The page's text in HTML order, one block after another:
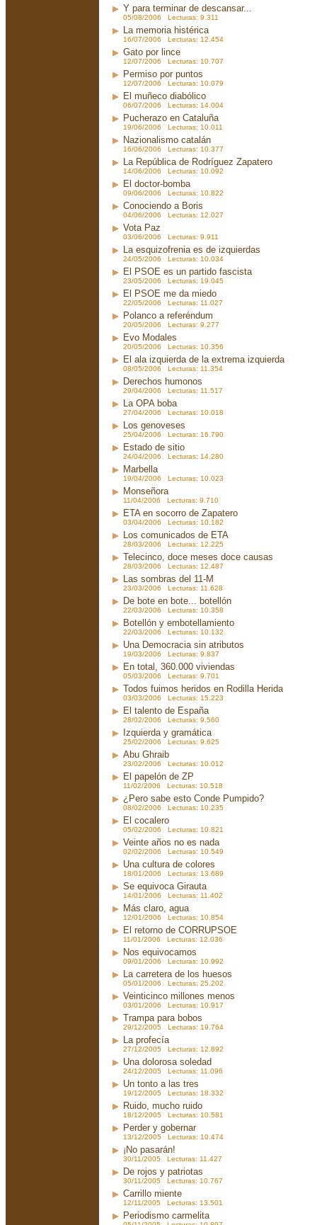
Y para terminar de descansar...
05/08/2006 Lecturas: 9.311
La memoria histérica
16/07/2006 Lecturas: 12.454
Gato por lince
12/07/2006 Lecturas: 10.707
Permiso por puntos
12/07/2006 Lecturas: 10.079
El muñeco diabólico
06/07/2006 Lecturas: 14.004
Pucherazo en Cataluña
19/06/2006 Lecturas: 10.011
Nazionalismo catalán
16/06/2006 Lecturas: 10.377
La República de Rodríguez Zapatero
14/06/2006 Lecturas: 10.092
El doctor-bomba
09/06/2006 Lecturas: 10.822
Conociendo a Boris
04/06/2006 Lecturas: 12.027
Vota Paz
03/06/2006 Lecturas: 9.911
La esquizofrenia es de izquierdas
24/05/2006 Lecturas: 10.034
El PSOE es un partido fascista
23/05/2006 Lecturas: 19.045
El PSOE me da miedo
22/05/2006 Lecturas: 11.027
Polanco a referéndum
20/05/2006 Lecturas: 9.277
Evo Modales
20/05/2006 Lecturas: 10.356
El ala izquierda de la extrema izquierda
08/05/2006 Lecturas: 11.354
Derechos humonos
29/04/2006 Lecturas: 11.517
La OPA boba
27/04/2006 Lecturas: 10.018
Los genoveses
25/04/2006 Lecturas: 16.790
Estado de sitio
24/04/2006 Lecturas: 14.280
Marbella
19/04/2006 Lecturas: 10.023
Monseñora
11/04/2006 Lecturas: 9.710
ETA en socorro de Zapatero
03/04/2006 Lecturas: 10.182
Los comunicados de ETA
28/03/2006 Lecturas: 12.225
Telecinco, doce meses doce causas
28/03/2006 Lecturas: 12.487
Las sombras del 11-M
23/03/2006 Lecturas: 11.628
De bote en bote... botellón
22/03/2006 Lecturas: 10.358
Botellón y embotellamiento
22/03/2006 Lecturas: 10.132
Una Democracia sin atributos
19/03/2006 Lecturas: 9.837
En total, 360.000 viviendas
05/03/2006 Lecturas: 9.701
Todos fuimos heridos en Rodilla Herida
03/03/2006 Lecturas: 15.223
El talento de España
28/02/2006 Lecturas: 9.560
Izquierda y gramática
25/02/2006 Lecturas: 9.625
Abu Ghraib
23/02/2006 Lecturas: 10.012
El papelón de ZP
11/02/2006 Lecturas: 10.518
¿Pero sabe esto Conde Pumpido?
08/02/2006 Lecturas: 10.235
El cocalero
05/02/2006 Lecturas: 10.821
Veinte años no es nada
02/02/2006 Lecturas: 10.549
Una cultura de colores
18/01/2006 Lecturas: 13.689
Se equivoca Girauta
14/01/2006 Lecturas: 11.402
Más claro, agua
12/01/2006 Lecturas: 10.854
El retorno de CORRUPSOE
11/01/2006 Lecturas: 12.036
Nos equivocamos
09/01/2006 Lecturas: 10.992
La carretera de los huesos
05/01/2006 Lecturas: 25.202
Veinticinco millones menos
03/01/2006 Lecturas: 10.917
Trampa para bobos
29/12/2005 Lecturas: 19.764
La profecía
27/12/2005 Lecturas: 12.892
Una dolorosa soledad
24/12/2005 Lecturas: 11.096
Un tonto a las tres
19/12/2005 Lecturas: 18.332
Ruido, mucho ruido
18/12/2005 Lecturas: 10.581
Perder y gobernar
13/12/2005 Lecturas: 10.474
¡No pasarán!
30/11/2005 Lecturas: 11.427
De rojos y patriotas
30/11/2005 Lecturas: 10.767
Carrillo miente
12/11/2005 Lecturas: 13.501
Periodismo carmelita